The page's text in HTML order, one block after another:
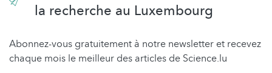
la recherche au Luxembourg
Abonnez-vous gratuitement à notre newsletter et recevez
chaque mois le meilleur des articles de Science.lu